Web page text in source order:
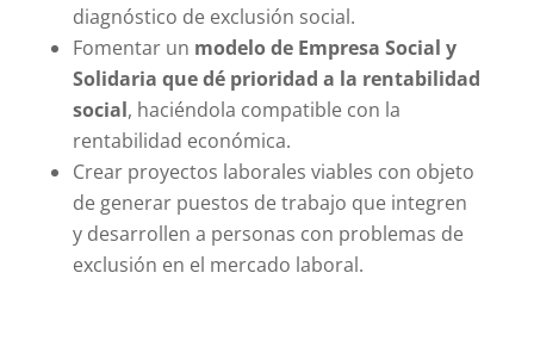
diagnóstico de exclusión social.
Fomentar un modelo de Empresa Social y
Solidaria que dé prioridad a la rentabilidad
social, haciéndola compatible con la
rentabilidad económica.
Crear proyectos laborales viables con objeto
de generar puestos de trabajo que integren
y desarrollen a personas con problemas de
exclusión en el mercado laboral.